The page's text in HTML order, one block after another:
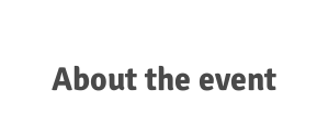
About the event